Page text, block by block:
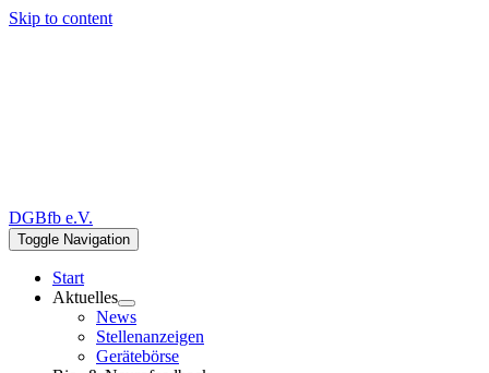
Skip to content
DGBfb e.V.
Toggle Navigation
Start
Aktuelles
News
Stellenanzeigen
Gerätebörse